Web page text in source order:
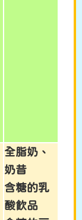
全脂奶、
奶昔
含糖的乳
酸飲品